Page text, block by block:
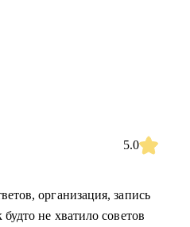
5.0
организация, запись
не хватило советов